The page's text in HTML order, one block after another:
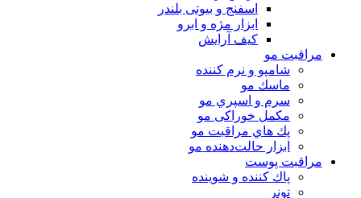
اسفنج و بیوتی بلندر
ابزار مژه و ابرو
کیف آرایش
مراقبت مو
شامپو و نرم كننده
ماسك مو
سرم و اسپري مو
مكمل خوراكی مو
پك هاي مراقبت مو
ابزار حالت‌دهنده مو
مراقبت پوست
پاك كننده و شوينده
تونر